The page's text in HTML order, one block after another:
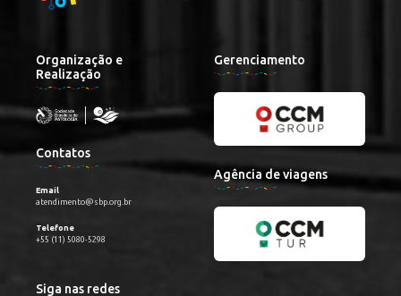
Organização e
Realização
Contatos
Email
atendimento@sbp.org.br
Telefone
+55 (11) 5080-5298
Siga nas redes
Gerenciamento
Agência de viagens